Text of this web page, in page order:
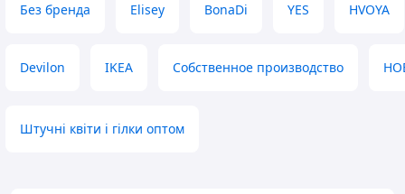
Без бренда Elisey BonaDi YES HVOYA
Devilon IKEA Собственное производство
Штучні квіти і гілки оптом